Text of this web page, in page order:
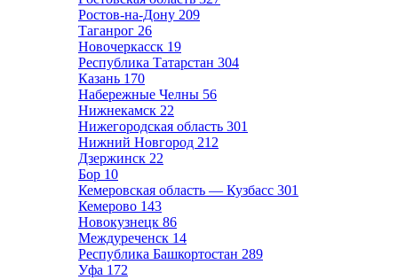
Ростов-на-Дону 209
Таганрог 26
Новочеркасск 19
Республика Татарстан 304
Казань 170
Набережные Челны 56
Нижнекамск 22
Нижегородская область 301
Нижний Новгород 212
Дзержинск 22
Бор 10
Кемеровская область — Кузбасс 301
Кемерово 143
Новокузнецк 86
Междуреченск 14
Республика Башкортостан 289
Уфа 172